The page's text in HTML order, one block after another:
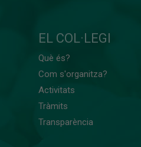
EL COL·LEGI
Què és?
Com s'organitza?
Activitats
Tràmits
Transparència